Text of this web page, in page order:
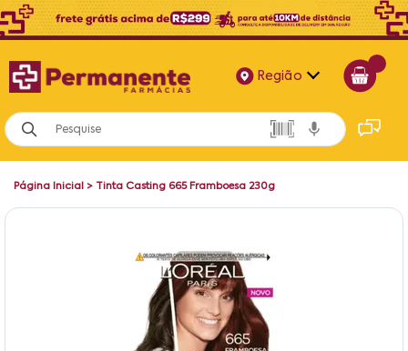
Região
Alagoas
Bahia
Página Inicial > Tinta Casting 665 Framboesa 230g